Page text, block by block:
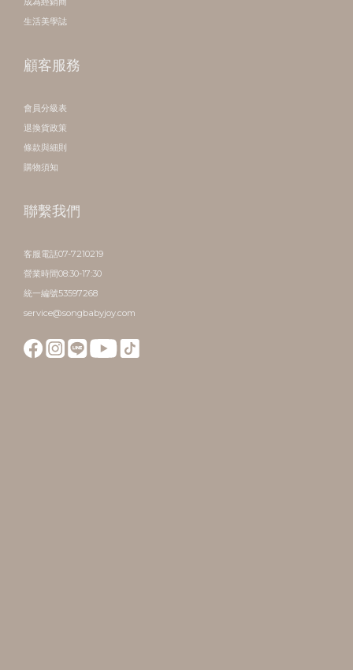
生活美學誌
顧客服務
會員分級表
退換貨政策
條款與細則
購物須知
聯繫我們
客服電話07-7210219
營業時間08:30-17:30
統一編號53597268
service@songbabyjoy.com